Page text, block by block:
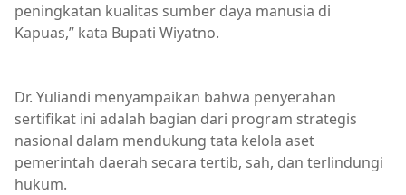
peningkatan kualitas sumber daya manusia di
Kapuas,” kata Bupati Wiyatno.
Dr. Yuliandi menyampaikan bahwa penyerahan
sertifikat ini adalah bagian dari program strategis
nasional dalam mendukung tata kelola aset
pemerintah daerah secara tertib, sah, dan terlindungi
hukum.